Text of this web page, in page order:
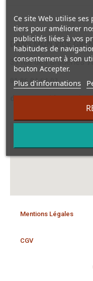
Ce site Web utilise ses
tiers pour améliorer
publicités liées à vos
habitudes de
consentement à son
bouton Accepter.
Plus d'informations
DANS MON VIDE
37 rue des Broderies
01 86 04 64 03
Mentions Légales
CGV